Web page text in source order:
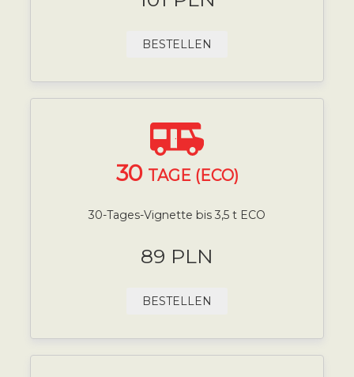
BESTELLEN
30 TAGE (ECO)
30-Tages-Vignette bis 3,5 t ECO
89 PLN
BESTELLEN